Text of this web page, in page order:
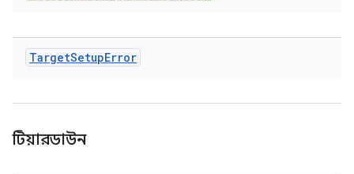
TargetSetupError
টিয়ারডাউন